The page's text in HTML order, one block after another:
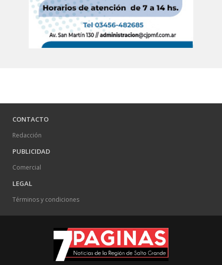
CONTACTO
Redacción
PUBLICIDAD
Comercial
LEGAL
Términos y condiciones